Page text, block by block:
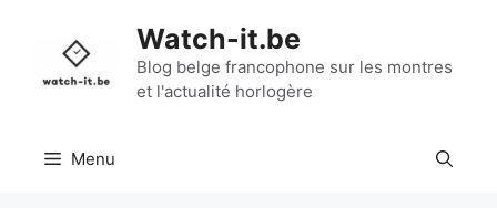
contenu
Watch-it.be
Blog belge francophone sur les montres
et l'actualité horlogère
Menu